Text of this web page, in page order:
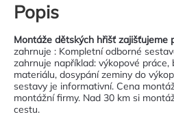
Popis
Montáže dětských hřišť zajišťujeme
zahrnuje : Kompletní odborné
zahrnuje například: výkopové práce,
materiálu, dosypání zeminy do
sestavy je informativní. Cena
montážní firmy. Nad 30 km si
cestu.